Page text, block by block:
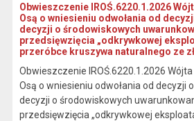
Obwieszczenie IROŚ.6220.1.2026
Osą o wniesieniu odwołania od
decyzji o środowiskowych
przedsięwzięcia „odkrywkowej
przeróbce kruszywa naturalnego ze
Obwieszczenie IROŚ.6220.1.2026
Osą o wniesieniu odwołania od decyzji
decyzji o środowiskowych
przedsięwzięcia „odkrywkowej